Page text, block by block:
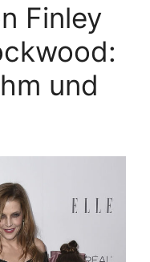
Finley
und